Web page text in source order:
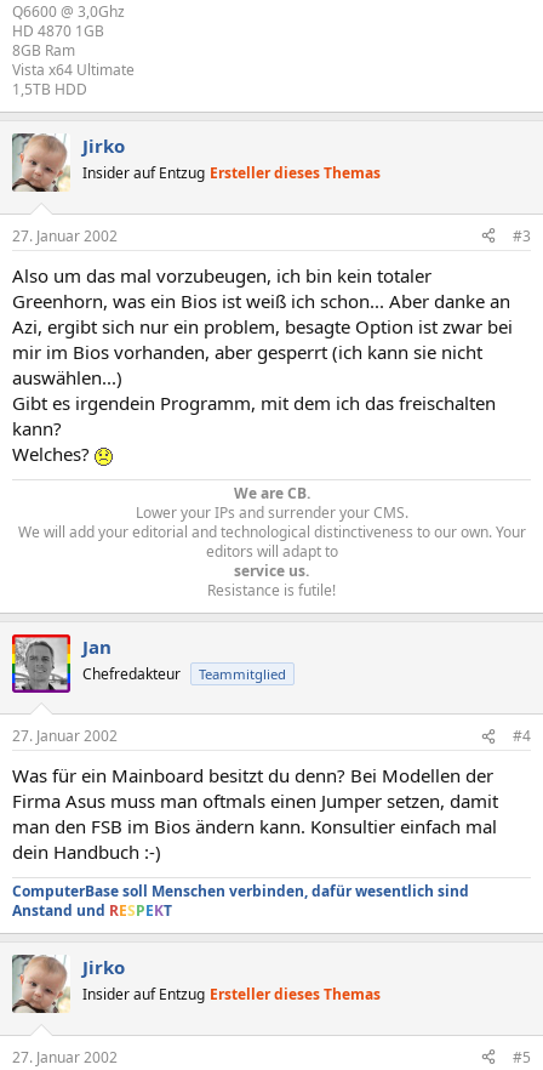
Q6600 @ 3,0Ghz
HD 4870 1GB
8GB Ram
Vista x64 Ultimate
1,5TB HDD
Jirko
Insider auf Entzug Ersteller dieses Themas
27. Januar 2002 #3
Also um das mal vorzubeugen, ich bin kein totaler
Greenhorn, was ein Bios ist weiß ich schon... Aber danke an
Azi, ergibt sich nur ein problem, besagte Option ist zwar bei
mir im Bios vorhanden, aber gesperrt (ich kann sie nicht
auswählen...)
Gibt es irgendein Programm, mit dem ich das freischalten
kann?
Welches?
We are CB.
Lower your IPs and surrender your CMS.
We will add your editorial and technological distinctiveness to our own. Your
editors will adapt to
service us.
Resistance is futile!​
Jan
Chefredakteur Teammitglied
27. Januar 2002 #4
Was für ein Mainboard besitzt du denn? Bei Modellen der
Firma Asus muss man oftmals einen Jumper setzen, damit
man den FSB im Bios ändern kann. Konsultier einfach mal
dein Handbuch :-)
ComputerBase soll Menschen verbinden, dafür wesentlich sind
Anstand und RESPEKT
Jirko
Insider auf Entzug Ersteller dieses Themas
27. Januar 2002 #5